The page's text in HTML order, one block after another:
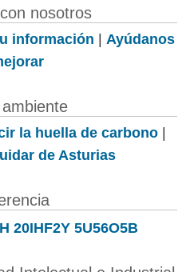
nosotros
información | Ayúdanos
la huella de carbono|
de Asturias
20IHF2Y 5U56O5B